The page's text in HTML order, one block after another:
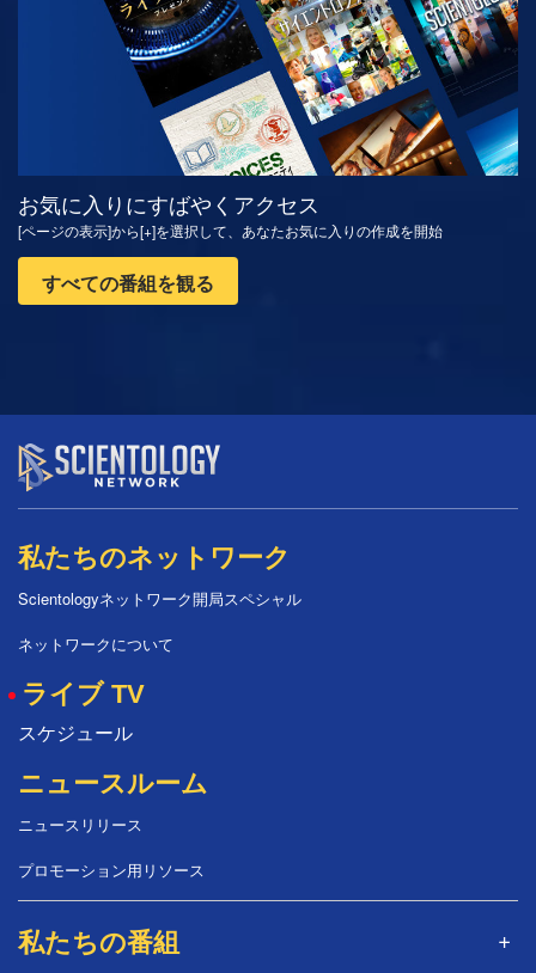
お気に入りにすばやくアクセス
[ページの表示]から[+]を選択して、あなたお気に入りの作成を開始
すべての番組を観る
私たちのネットワーク
Scientologyネットワーク開局スペシャル
ネットワークについて
ライブ TV
スケジュール
ニュースルーム
ニュースリリース
プロモーション用リソース
私たちの番組